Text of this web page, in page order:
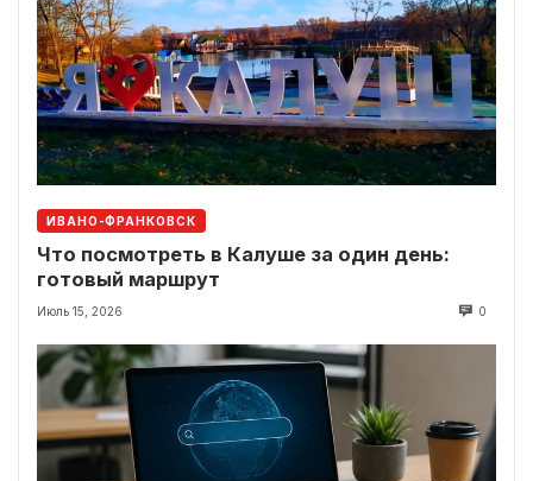
ИВАНО-ФРАНКОВСК
Что посмотреть в Калуше за один день:
готовый маршрут
Июль 15, 2026 0